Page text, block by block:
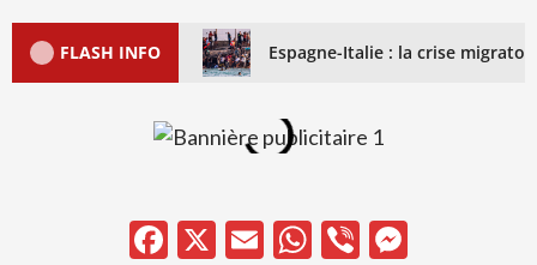
FLASH INFO Espagne-Italie : la crise
Facebook
X EmailWhatsApp
Viber